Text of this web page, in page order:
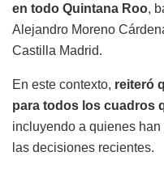
en todo Quintana Roo,
Alejandro Moreno
Castilla Madrid.
En este contexto, reiteró
para todos los cuadros
incluyendo a quienes
las decisiones recientes.